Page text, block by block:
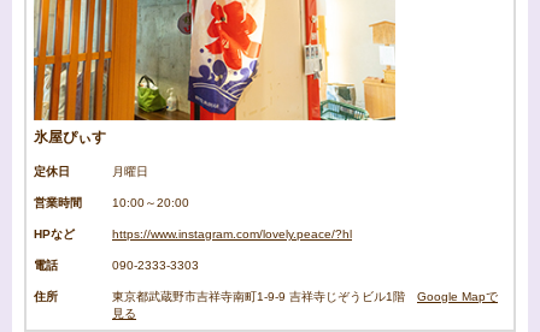
氷屋ぴぃす
定休日 月曜日
営業時間 10:00～20:00
HPなど https://www.instagram.com/lovely.peace/?hl
電話 090-2333-3303
住所 東京都武蔵野市吉祥寺南町1-9-9 吉祥寺じぞうビル1階 Google Mapで
見る